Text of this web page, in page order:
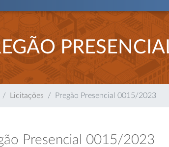
Licitações Pregão Presencial 0015/2023
Presencial 0015/2023